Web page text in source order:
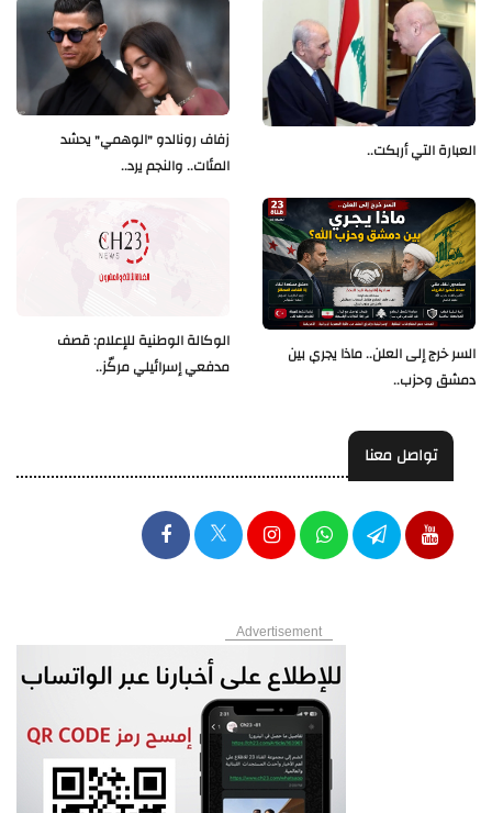
زفاف رونالدو "الوهمي" يحشد
المئات.. والنجم يرد..
العبارة التي أربكت..
الوكالة الوطنية للإعلام: قصف
مدفعي إسرائيلي مركّز..
السر خرج إلى العلن.. ماذا يجري بين
دمشق وحزب..
تواصل معنا
Advertisement